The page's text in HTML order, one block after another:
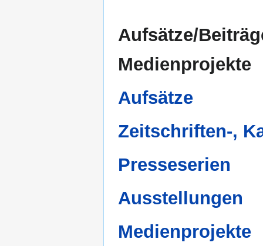
Aufsätze/
Medienprojekte
Aufsätze
Zeitschriften-,
Presseserien
Ausstellungen
Medienprojekte